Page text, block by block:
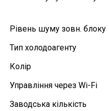
Рівень шуму зовн. блоку
Тип холодоагенту
Колір
Управління через Wi-Fi
Заводська кількість